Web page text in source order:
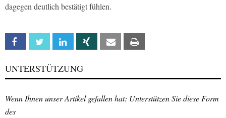
dagegen deutlich bestätigt fühlen.
Facebook Twitter Linkedin Xing Email
UNTERSTÜTZUNG
Wenn Ihnen unser Artikel gefallen hat: Unterstützen Sie diese Form
des